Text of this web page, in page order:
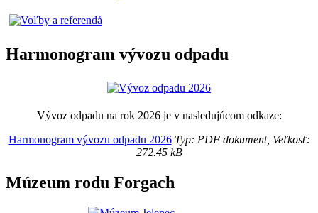
Harmonogram vývozu odpadu
Vývoz odpadu na rok 2026 je v nasledujúcom odkaze:
Harmonogram vývozu odpadu 2026Typ: PDF dokument, Veľkosť:
272.45 kB
Múzeum rodu Forgach